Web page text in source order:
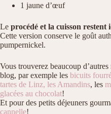
1 jaune d’œuf
Le procédé et la cuisson restent
Cette version conserve le goût
pumpernickel.
Vous trouverez beaucoup
blog, par exemple les bicuits
tartes de Linz, les Amandins, les
glacées au chocolat!
Et pour des petits déjeuners
cannelle!